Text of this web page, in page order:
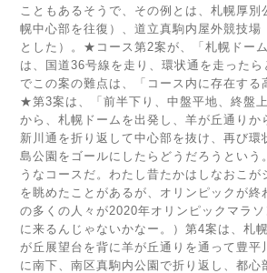
こともあるそうで、その例とは、札幌厚別
幌中心部を往復）、道立真駒内屋外競技場
とした）。★コース第2案が、「札幌ドー
は、国道36号線を走り、環状通を走ったら
でこの案の難点は、「コース内に存在する
★第3案は、「前半下り、中盤平地、終盤
から、札幌ドームを出発し、羊が丘通りか
新川通を折り返して中心部を抜け、再び環
島公園をゴールにしたらどうだろうという
うなコースだ。わたし昔たかはしなおこが
を眺めたことがあるが、オリンピックが終
の多くの人々が2020年オリンピックマラ
に来るんじゃないかなー。）第4案は、札
が丘展望台を背に羊が丘通りを通って豊平
に南下、南区真駒内公園で折り返し、都心